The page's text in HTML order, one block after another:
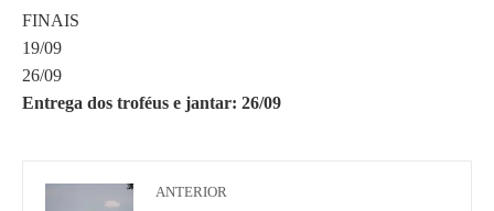
FINAIS
19/09
26/09
Entrega dos troféus e jantar: 26/09
ANTERIOR